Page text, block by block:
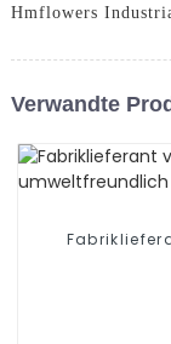
Hmflowers
Verwandte